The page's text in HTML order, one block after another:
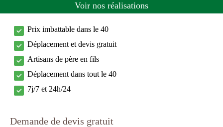
Voir nos réalisations
Prix imbattable dans le 40
Déplacement et devis gratuit
Artisans de père en fils
Déplacement dans tout le 40
7j/7 et 24h/24
Demande de devis gratuit